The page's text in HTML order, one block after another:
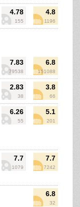
4.78
155
4.8
1196
7.83
79538
6.8
151088
2.83
38
3.8
66
6.26
55
5.1
201
7.7
1079
7.7
7242
6.8
32